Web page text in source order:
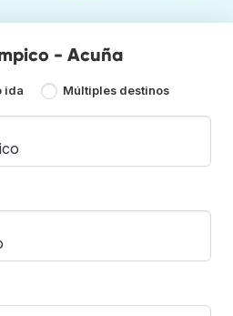
- Acuña
ida Múltiples destinos